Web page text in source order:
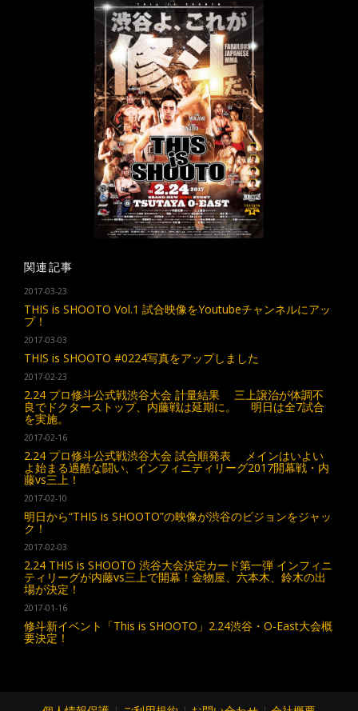
関連記事
2017-03-23
THIS is SHOOTO Vol.1 試合映像をYoutubeチャンネルにアッ
プ！
2017-03-03
THIS is SHOOTO #0224写真をアップしました
2017-02-23
2.24 プロ修斗公式戦渋谷大会 計量結果 三上譲治が体調不
良でドクターストップ、内藤戦は延期に。 明日は全7試合
を実施。
2017-02-16
2.24 プロ修斗公式戦渋谷大会 試合順発表 メインはいよい
よ始まる過酷な闘い、インフィニティリーグ2017開幕戦・内
藤vs三上！
2017-02-10
明日から“THIS is SHOOTO”の映像が渋谷のビジョンをジャッ
ク！
2017-02-03
2.24 THIS is SHOOTO 渋谷大会決定カード第一弾 インフィニ
ティリーグが内藤vs三上で開幕！金物屋、六本木、鈴木の出
場が決定！
2017-01-16
修斗新イベント「This is SHOOTO」2.24渋谷・O-East大会概
要決定！